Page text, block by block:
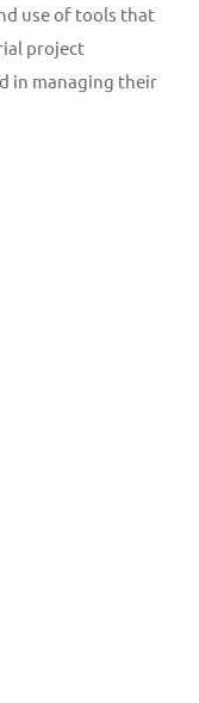
use of tools that
project
in managing their